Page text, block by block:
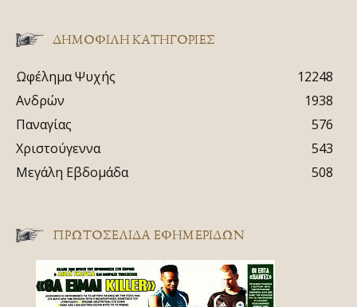
ΔΗΜΟΦΙΛΗ ΚΑΤΗΓΟΡΙΕΣ
Ωφέλημα Ψυχής
12248
Ανδρών
1938
Παναγίας
576
Χριστούγεννα
543
Μεγάλη Εβδομάδα
508
ΠΡΩΤΟΣΈΛΙΔΑ ΕΦΗΜΕΡΊΔΩΝ